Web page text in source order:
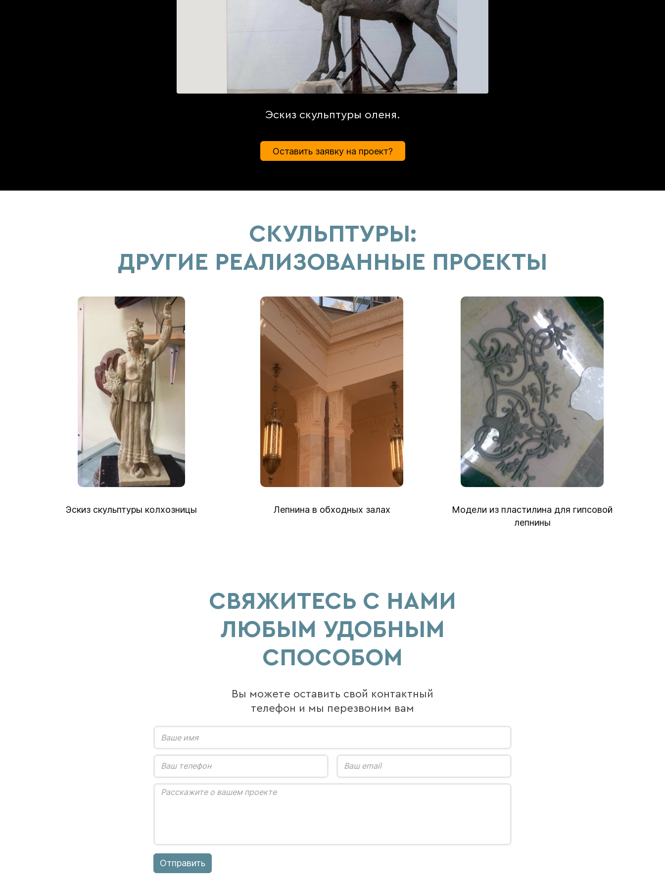
Эскиз скульптуры оленя.
Оставить заявку на проект?
СКУЛЬПТУРЫ:
ДРУГИЕ РЕАЛИЗОВАННЫЕ ПРОЕКТЫ
Эскиз скульптуры колхозницы Лепнина в обходных залах
Модели из пластилина для гипсовой
лепнины
СВЯЖИТЕСЬ С НАМИ
ЛЮБЫМ УДОБНЫМ
СПОСОБОМ
Вы можете оставить свой контактный
телефон и мы перезвоним вам
Отправить